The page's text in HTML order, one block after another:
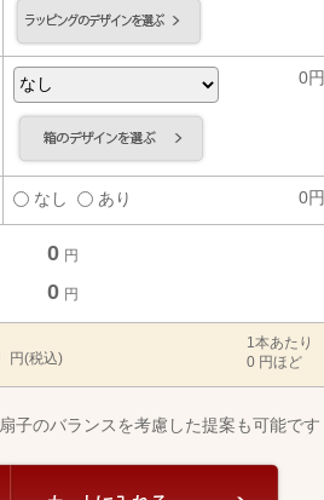
0円
0円
なし あり
0 円
0 円
1本あたり
0 円ほど
円(税込)
子のバランスを考慮した提案も可能です